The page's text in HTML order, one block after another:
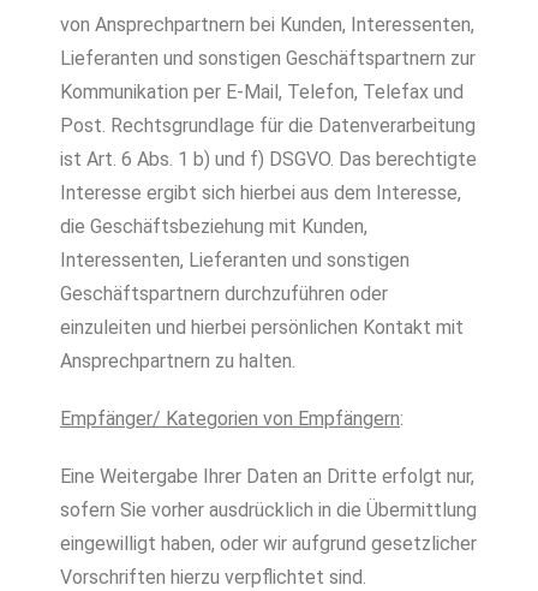
von Ansprechpartnern bei Kunden, Interessenten,
Lieferanten und sonstigen Geschäftspartnern zur
Kommunikation per E-Mail, Telefon, Telefax und
Post. Rechtsgrundlage für die Datenverarbeitung
ist Art. 6 Abs. 1 b) und f) DSGVO. Das berechtigte
Interesse ergibt sich hierbei aus dem Interesse,
die Geschäftsbeziehung mit Kunden,
Interessenten, Lieferanten und sonstigen
Geschäftspartnern durchzuführen oder
einzuleiten und hierbei persönlichen Kontakt mit
Ansprechpartnern zu halten.
Empfänger/ Kategorien von Empfängern:
Eine Weitergabe Ihrer Daten an Dritte erfolgt nur,
sofern Sie vorher ausdrücklich in die Übermittlung
eingewilligt haben, oder wir aufgrund gesetzlicher
Vorschriften hierzu verpflichtet sind.